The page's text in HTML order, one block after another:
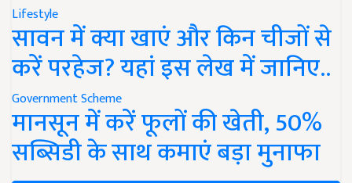
Lifestyle
सावन में क्या खाएं और किन चीजों से
करें परहेज? यहां इस लेख में जानिए..
Government Scheme
मानसून में करें फूलों की खेती, 50%
सब्सिडी के साथ कमाएं बड़ा मुनाफा